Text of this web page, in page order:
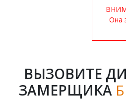
Она
ВЫЗОВИТЕ
ЗАМЕРЩИКА